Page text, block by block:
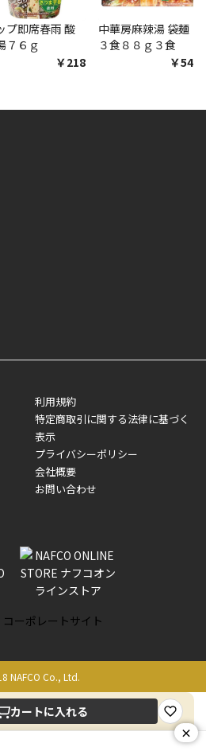
カートに入れる
プ即席春雨 酸
７６ｇ
￥218
中華房麻辣湯 袋麺
３食８８ｇ３食
￥548
ご了承ください。
かります
が使用できない場合がございま
業日に発送いたします。「お取り
。(離島などの場合、例外もあります)
については、その他商品との購入に
。また発送日についても、通常と
商品の説明ページをご確認くださ
た場合
される店舗在庫を使用してご準備
在庫がない場合は店舗よりお取り
店舗準備でのお渡しとなる為、商品
（箱や納品書は付属しておりませ
メールにてご連絡させていただきま
利用規約
特定商取引に関する法律に基づく
表示
プライバシーポリシー
会社概要
お問い合わせ
NAFCO Co., Ltd.
×